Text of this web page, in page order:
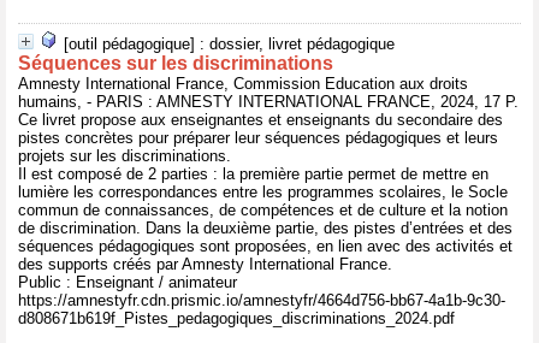
[outil pédagogique] : dossier, livret pédagogique
Séquences sur les discriminations
Amnesty International France, Commission Education aux droits
humains, - PARIS : AMNESTY INTERNATIONAL FRANCE, 2024, 17 P.
Ce livret propose aux enseignantes et enseignants du secondaire des
pistes concrètes pour préparer leur séquences pédagogiques et leurs
projets sur les discriminations.
Il est composé de 2 parties : la première partie permet de mettre en
lumière les correspondances entre les programmes scolaires, le Socle
commun de connaissances, de compétences et de culture et la notion
de discrimination. Dans la deuxième partie, des pistes d’entrées et des
séquences pédagogiques sont proposées, en lien avec des activités et
des supports créés par Amnesty International France.
Public : Enseignant / animateur
https://amnestyfr.cdn.prismic.io/amnestyfr/4664d756-bb67-4a1b-9c30-
d808671b619f_Pistes_pedagogiques_discriminations_2024.pdf